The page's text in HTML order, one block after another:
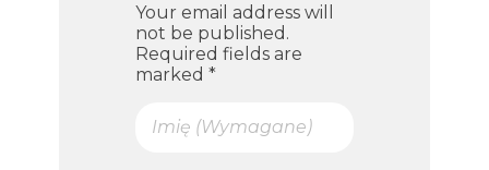
Your email address will
not be published.
Required fields are
marked *